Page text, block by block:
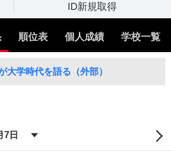
ID新規取得
順位表 個人成績 学校一覧
大学時代を語る（外部）